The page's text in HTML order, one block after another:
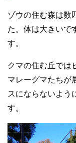
ゾウの住む森は数
た。体は大きいで
す。
クマの住む丘では
マレーグマたちが
スにならないよう
す。